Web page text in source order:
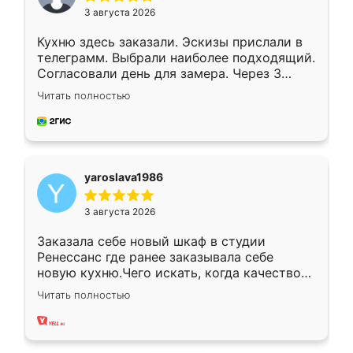
3 августа 2026
Кухню здесь заказали. Эскизы прислали в
телеграмм. Выбрали наиболее подходящий.
Согласовали день для замера. Через 3
недели кухня была уже готова. Остались
довольны работой. Спасибо Ренессанс
мебель за качественную работу!
Читать полностью
yaroslava1986
3 августа 2026
Заказала себе новый шкаф в студии
Ренессанс где ранее заказывала себе
новую кухню.Чего искать, когда качеством
вполне довольна. Служит кухня уже почти
два года, нареканий нет.
Читать полностью